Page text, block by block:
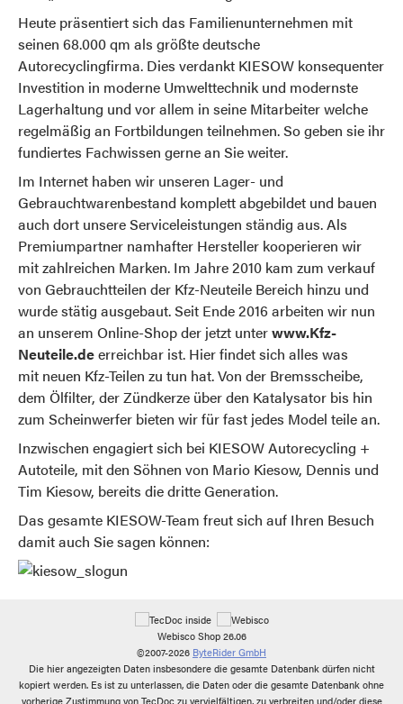
Heute präsentiert sich das Familienunternehmen mit
seinen 68.000 qm als größte deutsche
Autorecyclingfirma. Dies verdankt KIESOW konsequenter
Investition in moderne Umwelttechnik und modernste
Lagerhaltung und vor allem in seine Mitarbeiter welche
regelmäßig an Fortbildungen teilnehmen. So geben sie ihr
fundiertes Fachwissen gerne an Sie weiter.
Im Internet haben wir unseren Lager- und
Gebrauchtwarenbestand komplett abgebildet und bauen
auch dort unsere Serviceleistungen ständig aus. Als
Premiumpartner namhafter Hersteller kooperieren wir
mit zahlreichen Marken. Im Jahre 2010 kam zum verkauf
von Gebrauchtteilen der Kfz-Neuteile Bereich hinzu und
wurde stätig ausgebaut. Seit Ende 2016 arbeiten wir nun
an unserem Online-Shop der jetzt unterwww.Kfz-
Neuteile.deerreichbar ist. Hier findet sich alles was
mit neuen Kfz-Teilen zu tun hat. Von der Bremsscheibe,
dem Ölfilter, der Zündkerze über den Katalysator bis hin
zum Scheinwerfer bieten wir für fast jedes Model teile an.
Inzwischen engagiert sich bei KIESOW Autorecycling +
Autoteile, mit den Söhnen von Mario Kiesow, Dennis und
Tim Kiesow, bereits die dritte Generation.
Das gesamte KIESOW-Team freut sich auf Ihren Besuch
damit auch Sie sagen können:
Webisco Shop 26.06
©2007-2026 ByteRider GmbH
Die hier angezeigten Daten insbesondere die gesamte Datenbank dürfen nicht
kopiert werden. Es ist zu unterlassen, die Daten oder die gesamte Datenbank ohne
vorherige Zustimmung von TecDoc zu vervielfältigen, zu verbreiten und/oder diese